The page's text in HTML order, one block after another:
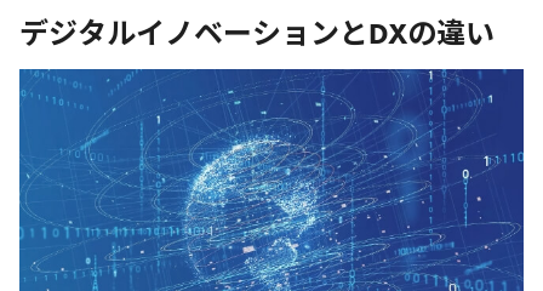
デジタルイノベーションとDXの違い